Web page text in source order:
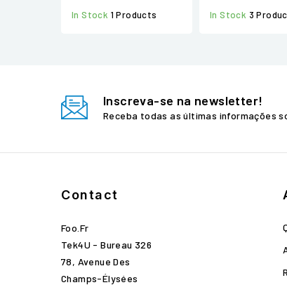
In Stock 1 Products In Stock 3
Inscreva-se na newsletter!
Receba todas as últimas informações
Contact
Foo.fr
Tek4U - Bureau 326
78, Avenue Des
Champs-Élysées